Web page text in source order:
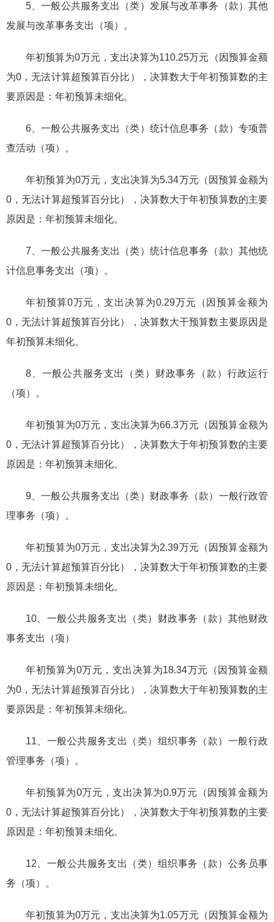
5、一般公共服务支出（类）发展与改革事务（款）其他
发展与改革事务支出（项）。
年初预算为0万元，支出决算为110.25万元（因预算金额
为0，无法计算超预算百分比），决算数大于年初预算数的主
要原因是：年初预算未细化。
6、一般公共服务支出（类）统计信息事务（款）专项普
查活动（项）。
年初预算为0万元，支出决算为5.34万元（因预算金额为
0，无法计算超预算百分比），决算数大于年初预算数的主要
原因是：年初预算未细化。
7、一般公共服务支出（类）统计信息事务（款）其他统
计信息事务支出（项）。
年初预算0万元，支出决算为0.29万元（因预算金额为
0，无法计算超预算百分比），决算数大干预算数主要原因是
年初预算未细化。
8、一般公共服务支出（类）财政事务（款）行政运行
（项）。
年初预算为0万元，支出决算为66.3万元（因预算金额为
0，无法计算超预算百分比），决算数大于年初预算数的主要
原因是：年初预算未细化。
9、一般公共服务支出（类）财政事务（款）一般行政管
理事务（项）。
年初预算为0万元，支出决算为2.39万元（因预算金额为
0，无法计算超预算百分比），决算数大于年初预算数的主要
原因是：年初预算未细化。
10、一般公共服务支出（类）财政事务（款）其他财政
事务支出（项）
年初预算为0万元，支出决算为18.34万元（因预算金额
为0，无法计算超预算百分比），决算数大于年初预算数的主
要原因是：年初预算未细化。
11、一般公共服务支出（类）组织事务（款）一般行政
管理事务（项）。
年初预算为0万元，支出决算为0.9万元（因预算金额为
0，无法计算超预算百分比），决算数大于年初预算数的主要
原因是：年初预算未细化。
12、一般公共服务支出（类）组织事务（款）公务员事
务（项）。
年初预算为0万元，支出决算为1.05万元（因预算金额为